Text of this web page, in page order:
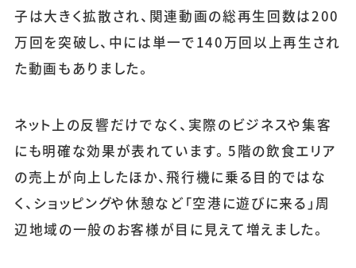
子は大きく拡散され、関連動画の総再生回数は200
万回を突破し、中には単一で140万回以上再生され
た動画もありました。
ネット上の反響だけでなく、実際のビジネスや集客
にも明確な効果が表れています。5階の飲食エリア
の売上が向上したほか、飛行機に乗る目的ではな
く、ショッピングや休憩など「空港に遊びに来る」周
辺地域の一般のお客様が目に見えて増えました。